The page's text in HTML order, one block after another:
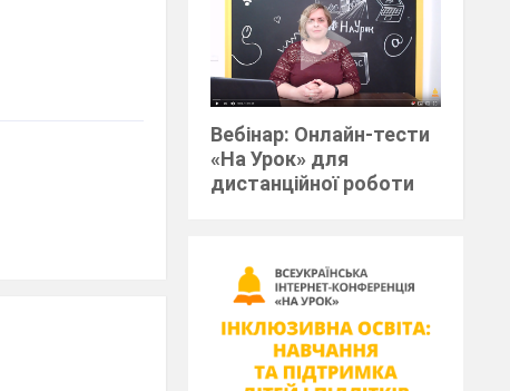
Вебінар: Онлайн-тести
«На Урок» для
дистанційної роботи